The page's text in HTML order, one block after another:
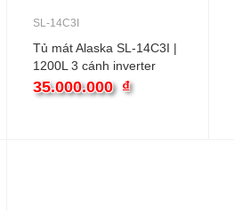
SL-14C3I
Tủ mát Alaska SL-14C3I |
1200L 3 cánh inverter
35.000.000 ₫